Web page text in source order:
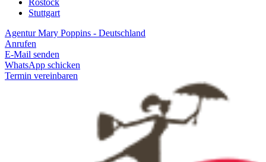
Rostock
Stuttgart
Agentur Mary Poppins - Deutschland
Anrufen
E-Mail senden
WhatsApp schicken
Termin vereinbaren